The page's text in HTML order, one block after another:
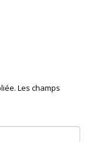
Les champs